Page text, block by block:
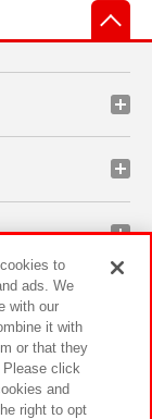
ポリシー
to
ads. We
with our
it with
or that they
Please click
and
right to opt